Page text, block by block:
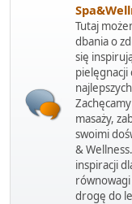
Tutaj
dbania o
się
pielęgnacji
masaży,
swoimi
&
inspiracji
równowagi
drogę do